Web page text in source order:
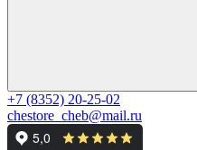
+7 (8352) 20-25-02
chestore_cheb@mail.ru